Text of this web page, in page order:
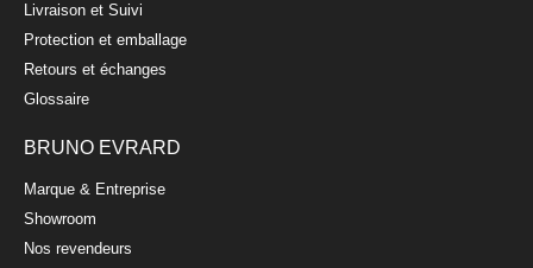
Livraison et Suivi
Protection et emballage
Retours et échanges
Glossaire
BRUNO EVRARD
Marque & Entreprise
Showroom
Nos revendeurs